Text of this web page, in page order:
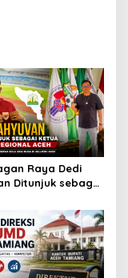
Raya Dedi
Ditunjuk sebagai